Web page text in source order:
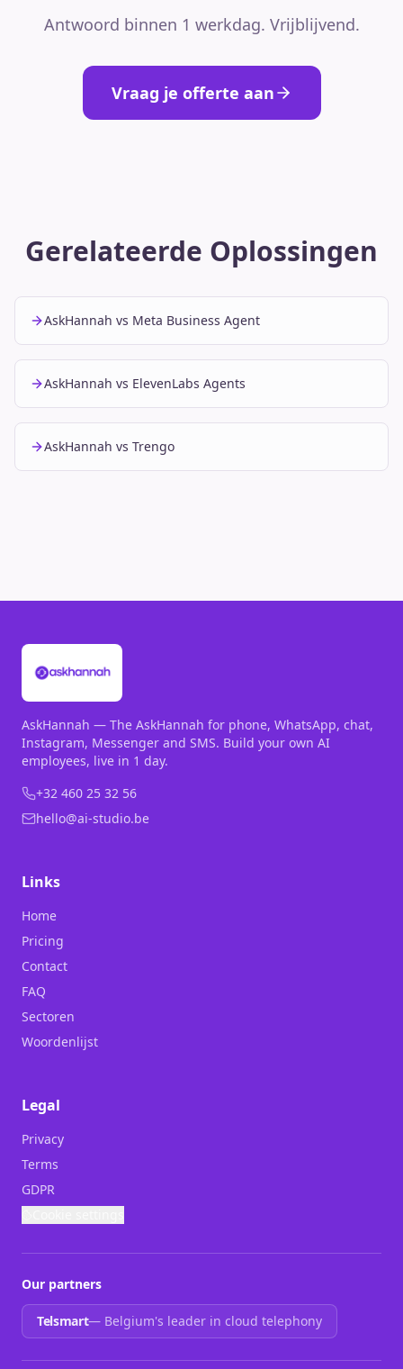
Antwoord binnen 1 werkdag. Vrijblijvend.
Vraag je offerte aan
Gerelateerde Oplossingen
AskHannah vs Meta Business Agent
AskHannah vs ElevenLabs Agents
AskHannah vs Trengo
AskHannah — The AskHannah for phone, WhatsApp, chat,
Instagram, Messenger and SMS. Build your own AI
employees, live in 1 day.
+32 460 25 32 56
hello@ai-studio.be
Links
Home
Pricing
Contact
FAQ
Sectoren
Woordenlijst
Legal
Privacy
Terms
GDPR
Our partners
Telsmart— Belgium's leader in cloud telephony